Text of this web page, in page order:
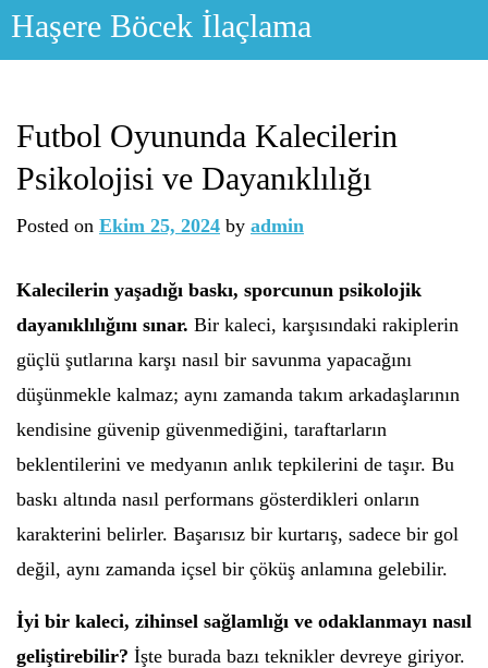
Skip
Haşere Böcek İlaçlama
Futbol Oyununda Kalecilerin
Psikolojisi ve Dayanıklılığı
Posted on Ekim 25, 2024 by admin
Kalecilerin yaşadığı baskı, sporcunun psikolojik
dayanıklılığını sınar. Bir kaleci, karşısındaki rakiplerin
güçlü şutlarına karşı nasıl bir savunma yapacağını
düşünmekle kalmaz; aynı zamanda takım arkadaşlarının
kendisine güvenip güvenmediğini, taraftarların
beklentilerini ve medyanın anlık tepkilerini de taşır. Bu
baskı altında nasıl performans gösterdikleri onların
karakterini belirler. Başarısız bir kurtarış, sadece bir gol
değil, aynı zamanda içsel bir çöküş anlamına gelebilir.
İyi bir kaleci, zihinsel sağlamlığı ve odaklanmayı nasıl
geliştirebilir? İşte burada bazı teknikler devreye giriyor.